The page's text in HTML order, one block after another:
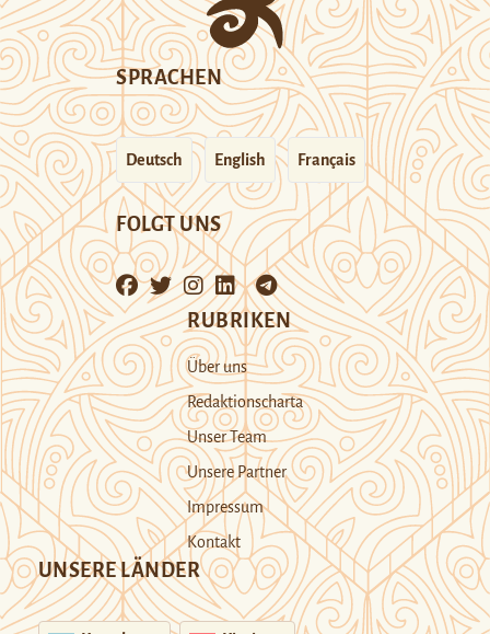
SPRACHEN
Deutsch English Français
FOLGT UNS
RUBRIKEN
Über uns
Redaktionscharta
Unser Team
Unsere Partner
Impressum
Kontakt
UNSERE LÄNDER